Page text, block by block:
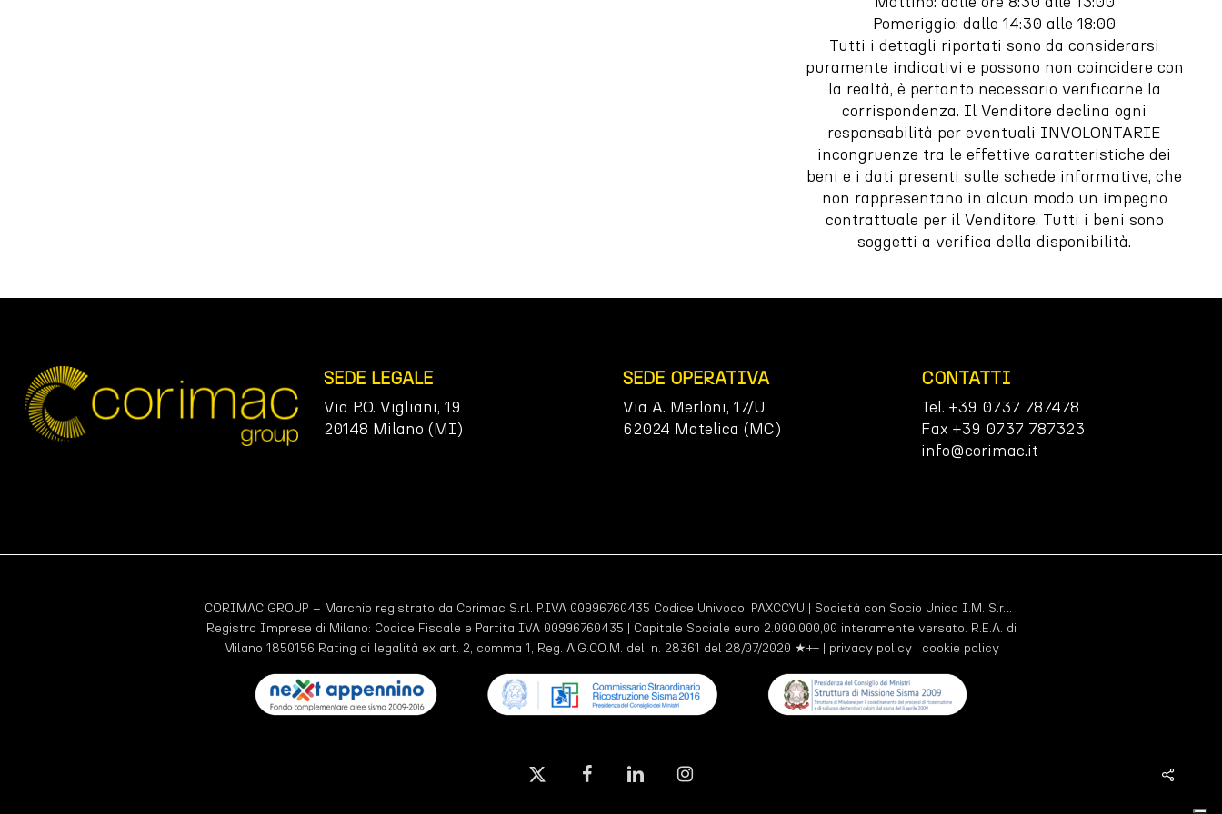
Pomeriggio: dalle 14:30 alle 18:00
Tutti i dettagli riportati sono da considerarsi
puramente indicativi e possono non coincidere con
la realtà, è pertanto necessario verificarne la
corrispondenza. Il Venditore declina ogni
responsabilità per eventuali INVOLONTARIE
incongruenze tra le effettive caratteristiche dei
beni e i dati presenti sulle schede informative, che
non rappresentano in alcun modo un impegno
contrattuale per il Venditore. Tutti i beni sono
soggetti a verifica della disponibilità.
SEDE LEGALE
Via P.O. Vigliani, 19
20148 Milano (MI)
SEDE OPERATIVA
Via A. Merloni, 17/U
62024 Matelica (MC)
CONTATTI
Tel. +39 0737 787478
Fax +39 0737 787323
info@corimac.it
CORIMAC GROUP – Marchio registrato da Corimac S.r.l. P.IVA 00996760435 Codice Univoco: PAXCCYU | Società con Socio Unico I.M. S.r.l. |
Registro Imprese di Milano: Codice Fiscale e Partita IVA 00996760435 | Capitale Sociale euro 2.000.000,00 interamente versato. R.E.A. di
Milano 1850156 Rating di legalità ex art. 2, comma 1, Reg. A.G.CO.M. del. n. 28361 del 28/07/2020 ★++ | privacy policy| cookie policy
x-
facebooklinkedin instagram